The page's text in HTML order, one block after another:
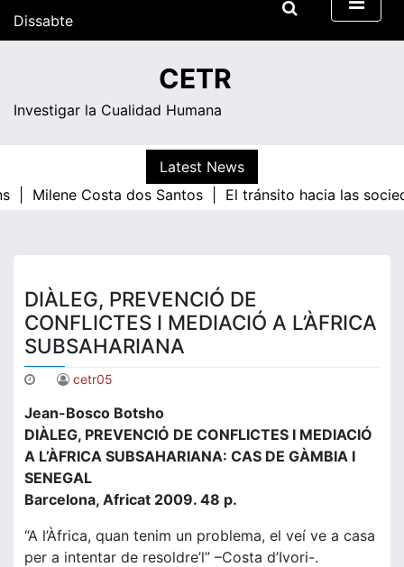
Dissabte
CETR
Investigar la Cualidad Humana
Latest News
|
Milene Costa dos Santos | El tránsito hacia las
DIÀLEG, PREVENCIÓ DE
CONFLICTES I MEDIACIÓ A L’ÀFRICA
SUBSAHARIANA
cetr05
Jean-Bosco Botsho
DIÀLEG, PREVENCIÓ DE CONFLICTES I MEDIACIÓ
A L’ÀFRICA SUBSAHARIANA: CAS DE GÀMBIA I
SENEGAL
Barcelona, Africat 2009. 48 p.
“A l’Àfrica, quan tenim un problema, el veí ve a casa
per a intentar de resoldre’l” –Costa d’Ivori-.